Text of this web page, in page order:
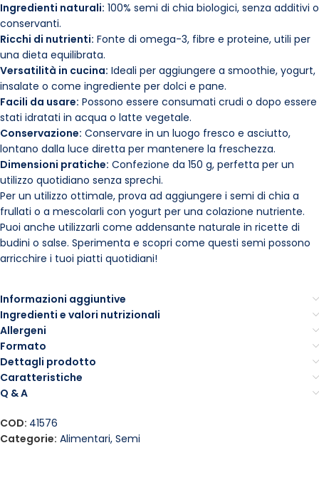
Ingredienti naturali: 100% semi di chia biologici, senza additivi o
conservanti.
Ricchi di nutrienti: Fonte di omega-3, fibre e proteine, utili per
una dieta equilibrata.
Versatilità in cucina: Ideali per aggiungere a smoothie, yogurt,
insalate o come ingrediente per dolci e pane.
Facili da usare: Possono essere consumati crudi o dopo essere
stati idratati in acqua o latte vegetale.
Conservazione: Conservare in un luogo fresco e asciutto,
lontano dalla luce diretta per mantenere la freschezza.
Dimensioni pratiche: Confezione da 150 g, perfetta per un
utilizzo quotidiano senza sprechi.
Per un utilizzo ottimale, prova ad aggiungere i semi di chia a
frullati o a mescolarli con yogurt per una colazione nutriente.
Puoi anche utilizzarli come addensante naturale in ricette di
budini o salse. Sperimenta e scopri come questi semi possono
arricchire i tuoi piatti quotidiani!
Informazioni aggiuntive
Ingredienti e valori nutrizionali
Allergeni
Formato
Dettagli prodotto
Caratteristiche
Q & A
COD: 41576
Categorie: Alimentari, Semi